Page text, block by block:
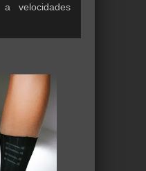
velocidades